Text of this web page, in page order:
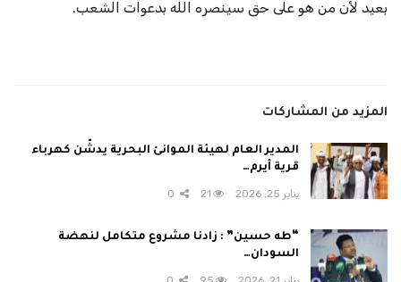
بعيد لأن من هو على حق سينصره الله بدعوات الشعب.
المزيد من المشاركات
المدير العام لهيئة الموانئ البحرية يدشّن كهرباء
قرية أيرم…
يناير 25, 2026 21
“طه حسين” : زادنا مشروع متكامل لنهضة
السودان…